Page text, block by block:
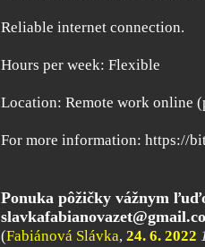
Reliable internet connection.
Hours per week: Flexible
Location: Remote work online
For more information: https://
Ponuka pôžičky vážnym
(Fabiánová Slávka, 24. 6. 2022